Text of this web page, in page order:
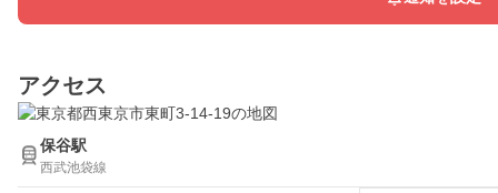
アクセス
保谷駅
西武池袋線